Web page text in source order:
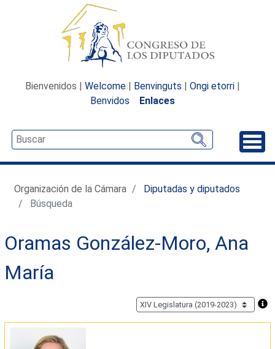
Bienvenidos | Welcome | Benvinguts | Ongi etorri |
Benvidos
Enlaces
Organización de la Cámara
Diputadas y diputados
Búsqueda
Oramas González-Moro, Ana
María